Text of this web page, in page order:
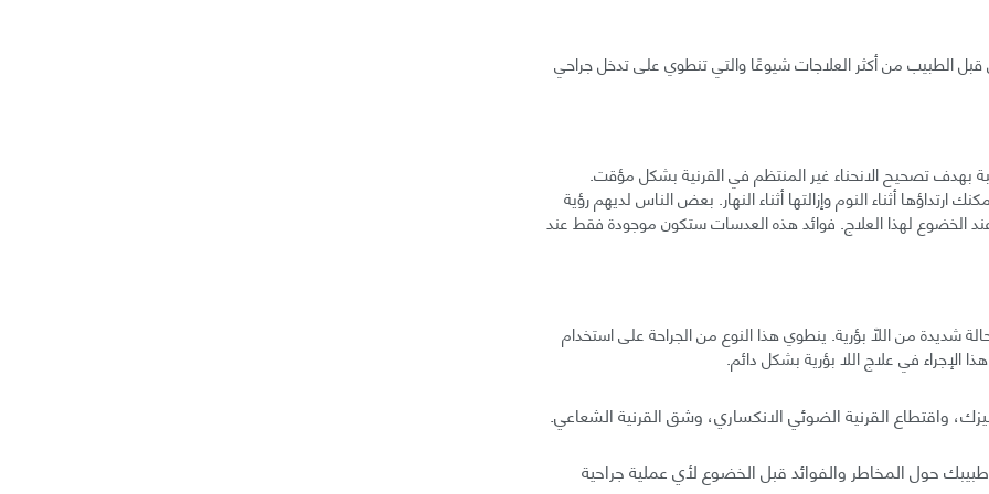
الطبيب من أكثر العلاجات شيوعًا والتي تنطوي على تدخل جراحي
بهدف تصحيح الانحناء غير المنتظم في القرنية بشكل مؤقت.
أثناء النوم وإزالتها أثناء النهار. بعض الناس لديهم رؤية
الخضوع لهذا العلاج. فوائد هذه العدسات ستكون موجودة فقط عند
شديدة من اللّا بؤرية. ينطوي هذا النوع من الجراحة على استخدام
في علاج اللا بؤرية بشكل دائم.
واقتطاع القرنية الضوئي الانكساري، وشق القرنية الشعاعي.
حول المخاطر والفوائد قبل الخضوع لأي عملية جراحية